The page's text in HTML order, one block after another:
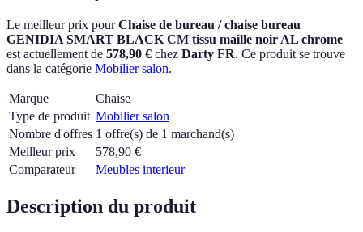
Le meilleur prix pourChaise de bureau / chaise bureau
GENIDIA SMART BLACK CM tissu maille noir AL chrome
est actuellement de 578,90 € chez Darty FR. Ce produit se trouve
dans la catégorie Mobilier salon.
Marque
Chaise
Type de produit Mobilier salon
Nombre d'offres 1 offre(s) de 1 marchand(s)
Meilleur prix
578,90 €
Comparateur
Meubles interieur
Description du produit